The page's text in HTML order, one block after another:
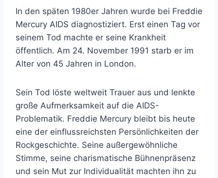
In den späten 1980er Jahren wurde bei Freddie
Mercury AIDS diagnostiziert. Erst einen Tag vor
seinem Tod machte er seine Krankheit
öffentlich. Am 24. November 1991 starb er im
Alter von 45 Jahren in London.
Sein Tod löste weltweit Trauer aus und lenkte
große Aufmerksamkeit auf die AIDS-
Problematik. Freddie Mercury bleibt bis heute
eine der einflussreichsten Persönlichkeiten der
Rockgeschichte. Seine außergewöhnliche
Stimme, seine charismatische Bühnenpräsenz
und sein Mut zur Individualität machten ihn zu